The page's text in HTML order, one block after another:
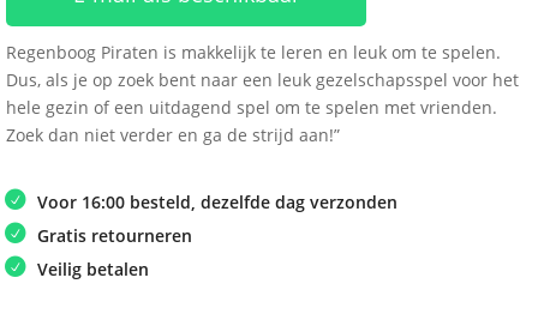
Regenboog Piraten is makkelijk te leren en leuk om te spelen.
Dus, als je op zoek bent naar een leuk gezelschapsspel voor het
hele gezin of een uitdagend spel om te spelen met vrienden.
Zoek dan niet verder en ga de strijd aan!”
Voor 16:00 besteld, dezelfde dag verzonden
Gratis retourneren
Veilig betalen